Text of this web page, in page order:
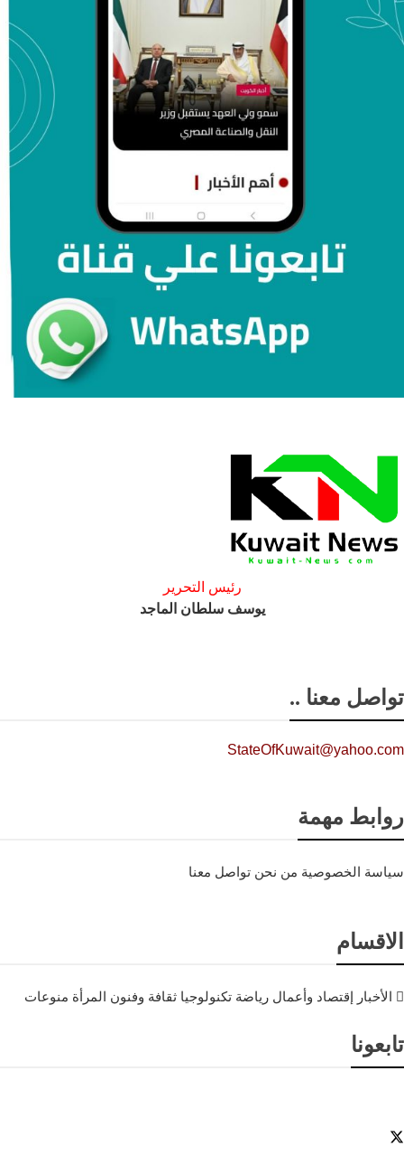
رئيس التحرير
يوسف سلطان الماجد
تواصل معنا ..
StateOfKuwait@yahoo.com
روابط مهمة
سياسة الخصوصية من نحن تواصل معنا
الاقسام
الأخبار إقتصاد وأعمال رياضة تكنولوجيا ثقافة وفنون المرأة منوعات
تابعونا